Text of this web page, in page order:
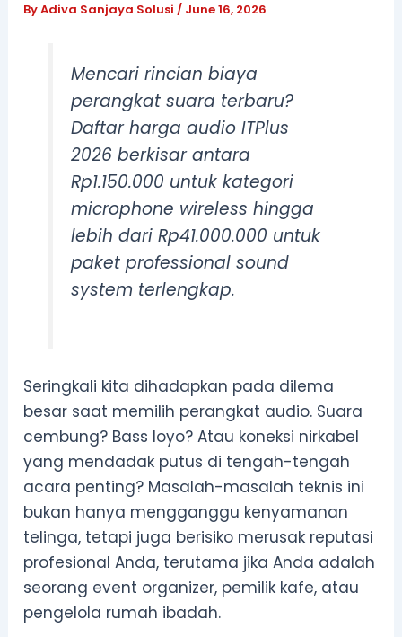
ByAdiva Sanjaya Solusi/ June 16, 2026
Mencari rincian biaya
perangkat suara terbaru?
Daftar harga audio ITPlus
2026 berkisar antara
Rp1.150.000 untuk kategori
microphone wireless hingga
lebih dari Rp41.000.000 untuk
paket professional sound
system terlengkap.
Seringkali kita dihadapkan pada dilema
besar saat memilih perangkat audio. Suara
cembung? Bass loyo? Atau koneksi nirkabel
yang mendadak putus di tengah-tengah
acara penting? Masalah-masalah teknis ini
bukan hanya mengganggu kenyamanan
telinga, tetapi juga berisiko merusak reputasi
profesional Anda, terutama jika Anda adalah
seorang event organizer, pemilik kafe, atau
pengelola rumah ibadah.